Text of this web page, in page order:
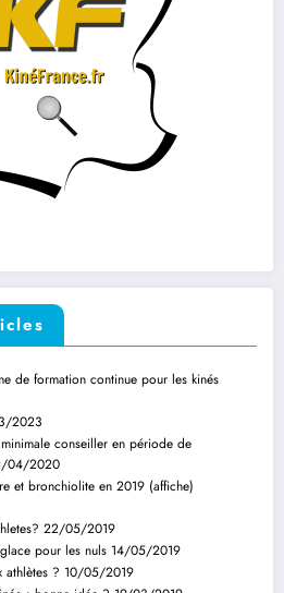
de formation continue pour les kinés
2023
conseiller en période de
04/2020
et bronchiolite en 2019 (affiche)
22/05/2019
pour les nuls 14/05/2019
athlètes ? 10/05/2019